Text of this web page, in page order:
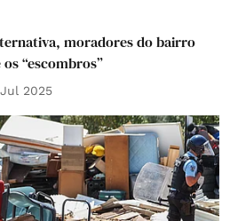
moradores do bairro
“escombros”
2025